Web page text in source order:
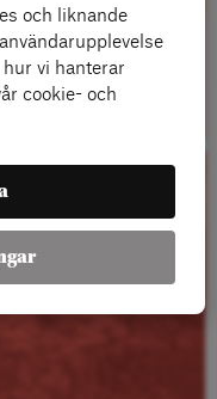
och liknande
vi hanterar
cookie- och